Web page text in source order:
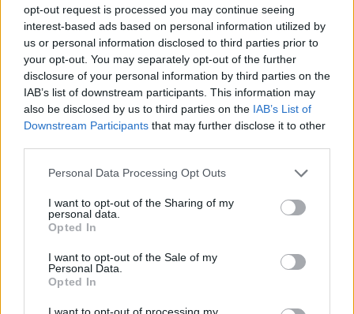
opt-out request is processed you may continue seeing
interest-based ads based on personal information utilized by
us or personal information disclosed to third parties prior to
your opt-out. You may separately opt-out of the further
disclosure of your personal information by third parties on the
IAB’s list of downstream participants. This information may
also be disclosed by us to third parties on the IAB’s List of
Downstream Participants that may further disclose it to other
Please note that this website/app uses one or more Google
not limited to your visit or usage behaviour. You may click to
grant or deny consent to Google and its third-party tags to
use your data for below specified purposes in below Google
consent section.
Personal Data Processing Opt Outs
I want to opt-out of the Sharing of my
personal data.
Opted In
I want to opt-out of the Sale of my
Personal Data.
Opted In
I want to opt-out of processing my
2026.08.06. Kiss Lajos
Csendélet 5.0: alig balesetveszélyes lépcső és
Szolnok mennyire élhető város
Ha csak ezeket a képeket látnánk, azt gondolnánk, hogy az
egyik leglepusztultabb balkáni vidéken járunk, de...